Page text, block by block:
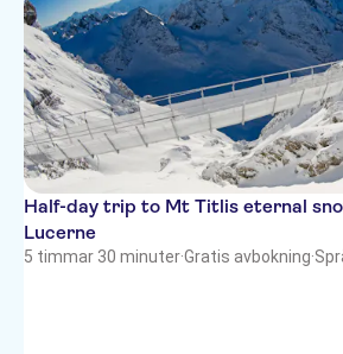
Half-day trip to Mt Titlis eternal
Lucerne
5 timmar 30 minuter·Gratis avbokning·